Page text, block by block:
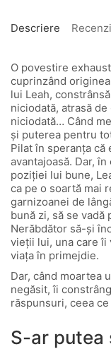
Descriere
O povestire
cuprinzând
lui Leah,
niciodată, atrasă
niciodată… Când
şi puterea pentru
Pilat în speranţa că
avantajoasă. Dar,
poziţiei lui bune,
ca pe o soartă mai
garnizoanei de
bună zi, să se vadă
Nerăbdător să-şi
vieţii lui, una care îi
viaţa în primejdie.
Dar, când moartea
negăsit, îi
răspunsuri, ceea
S-ar